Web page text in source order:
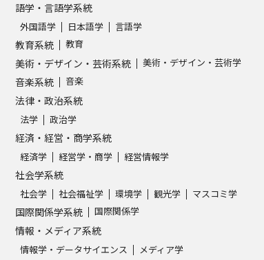
テレメール全国一斉進学調査
大学で学びたい学問発見
学問のミニ講義「夢ナビ講義」
ユーザーサポート
語学・言語学系統
外国語学 日本語学 言語学
教育系統 教育
美術・デザイン・芸術系統 美術・デザイン・芸術学
音楽系統 音楽
法律・政治系統
法学 政治学
経済・経営・商学系統
経済学 経営学・商学 経営情報学
社会学系統
社会学 社会福祉学 環境学 観光学 マスコミ学
国際関係学系統 国際関係学
情報・メディア系統
情報学・データサイエンス メディア学